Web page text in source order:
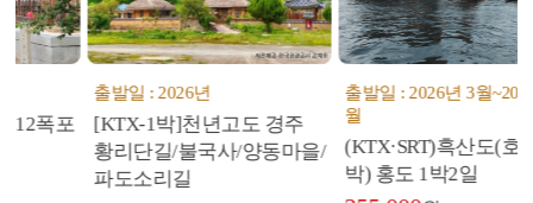
출발일 : 2026년
[KTX-1박]천년고도 경주
황리단길/불국사/양동마을/
파도소리길
출발일 : 2026년 3월~2026년 11
월
(KTX·SRT)흑산도(호텔숙
박) 홍도 1박2일